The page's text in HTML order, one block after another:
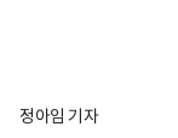
정아임 기자